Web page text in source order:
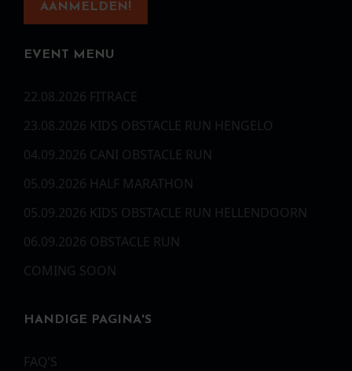
AANMELDEN!
EVENT MENU
22.08.2026 FITRACE
23.08.2026 KIDS OBSTACLE RUN HENGELO
04.09.2026 CANI OBSTACLE RUN
05.09.2026 HALF MARATHON
05.09.2026 KIDS OBSTACLE RUN HELLENDOORN
06.09.2026 OBSTACLE RUN
COMING SOON
HANDIGE PAGINA'S
FAQ’S